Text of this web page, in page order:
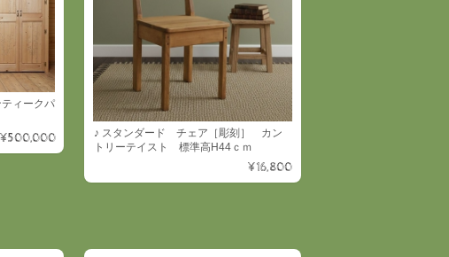
ィークパ
¥500,000
♪ スタンダード チェア［彫刻］ カン
トリーテイスト 標準高H44ｃｍ
¥16,800